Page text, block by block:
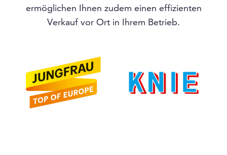
ermöglichen Ihnen zudem einen effizienten
Verkauf vor Ort in Ihrem Betrieb.